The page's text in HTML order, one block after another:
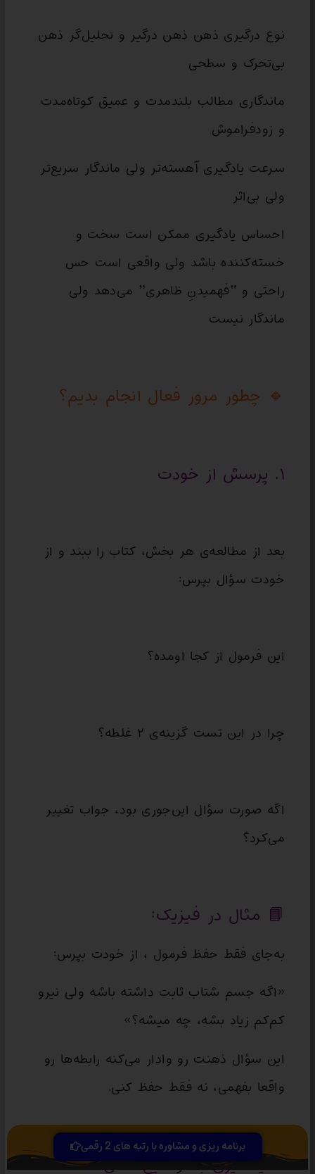
نوع درگیری ذهن ذهن درگیر و تحلیل‌گر ذهن
بی‌تحرک و سطحی
ماندگاری مطالب بلندمدت و عمیق کوتاه‌مدت
و زودفراموش
سرعت یادگیری آهسته‌تر ولی ماندگار سریع‌تر
ولی بی‌اثر
احساس یادگیری ممکن است سخت و
خسته‌کننده باشد ولی واقعی است حس
راحتی و “فهمیدنِ ظاهری” می‌دهد ولی
ماندگار نیست
🔹 چطور مرور فعال انجام بدیم؟
۱. پرسش از خودت
بعد از مطالعه‌ی هر بخش، کتاب را ببند و از
خودت سؤال بپرس:
این فرمول از کجا اومده؟
چرا در این تست گزینه‌ی ۲ غلطه؟
اگه صورت سؤال این‌جوری بود، جواب تغییر
می‌کرد؟
📘 مثال در فیزیک:
به‌جای فقط حفظ فرمول ، از خودت بپرس:
«اگه جسم شتاب ثابت داشته باشه ولی نیرو
کم‌کم زیاد بشه، چه میشه؟»
این سؤال ذهنت رو وادار می‌کنه رابطه‌ها رو
واقعا بفهمی، نه فقط حفظ کنی.
۲. یادگیری با توضیح دادن
برنامه ریزی و مشاوره با رتبه های 2 رقمی